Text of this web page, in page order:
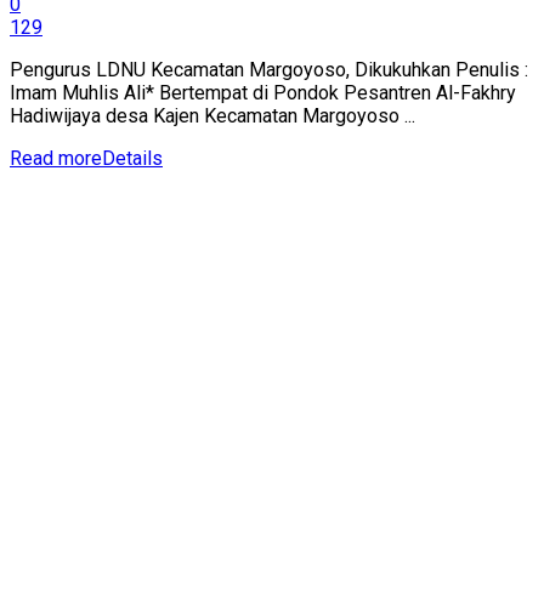
129
Pengurus LDNU Kecamatan Margoyoso, Dikukuhkan Penulis :
Imam Muhlis Ali* Bertempat di Pondok Pesantren Al-Fakhry
Hadiwijaya desa Kajen Kecamatan Margoyoso ...
Read moreDetails